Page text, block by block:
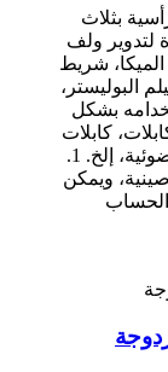
بثلاث
لتدوير ولف
شريط
البوليستر،
بشكل
كابلات
الطاقة، كابلات التحكم، الكابلات الضوئية، إلخ. 1.
ويمكن
الشريط بدون توقف. 2. الحساب